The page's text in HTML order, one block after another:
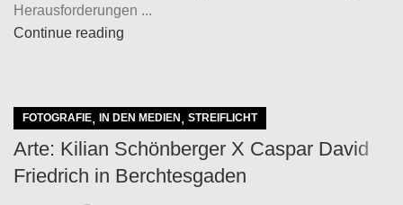
Herausforderungen ...
Continue reading
FOTOGRAFIE, IN DEN MEDIEN , STREIFLICHT
Arte: Kilian Schönberger X Caspar David
Friedrich in Berchtesgaden